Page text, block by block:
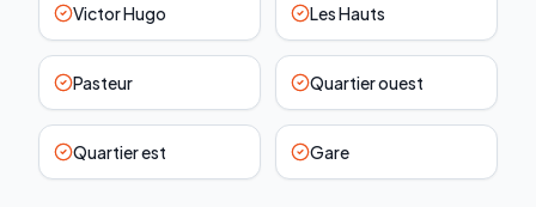
Victor Hugo Les Hauts
Pasteur Quartier ouest
Quartier est Gare